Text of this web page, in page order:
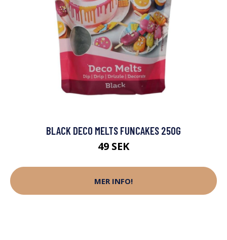
BLACK DECO MELTS FUNCAKES 250G
49 SEK
MER INFO!